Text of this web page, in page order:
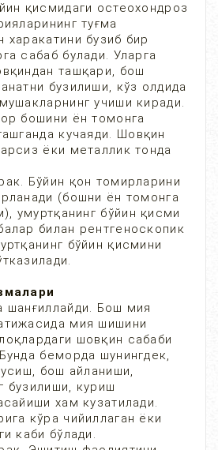
қисмидаги остеохондроз
туғма
харакатини бузиб бир
сабаб булади. Уларга
ташқари, бош
бузилиши, кўз олдида
учиши киради.
бошини ён томонга
кучаяди. Шовқин
ёки металлик тонда
Бўйин қон томирларини
(бошни ён томонга
умуртқанинг бўйин қисми
билан рентгеноскопик
бўйин қисмини
шанғиллайди. Бош мия
мия шишини
шовқин сабаби
беморда шунингдек,
бош айланиши,
бузилиши, куриш
хам кузатилади.
кўра чийиллаган ёки
каби бўлади.